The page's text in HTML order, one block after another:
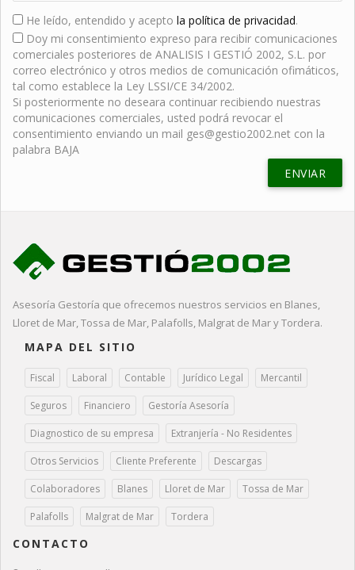
He leído, entendido y acepto la política de privacidad.
Doy mi consentimiento expreso para recibir comunicaciones
comerciales posteriores de ANALISIS I GESTIÓ 2002, S.L. por
correo electrónico y otros medios de comunicación ofimáticos,
tal como establece la Ley LSSI/CE 34/2002.
Si posteriormente no deseara continuar recibiendo nuestras
comunicaciones comerciales, usted podrá revocar el
consentimiento enviando un mail ges@gestio2002.net con la
palabra BAJA
Asesoría Gestoría que ofrecemos nuestros servicios en Blanes,
Lloret de Mar, Tossa de Mar, Palafolls, Malgrat de Mar y Tordera.
MAPA DEL SITIO
Fiscal Laboral Contable Jurídico Legal Mercantil
Seguros Financiero Gestoría Asesoría
Diagnostico de su empresa Extranjería - No Residentes
Otros Servicios Cliente Preferente Descargas
Colaboradores Blanes Lloret de Mar Tossa de Mar
Palafolls Malgrat de Mar Tordera
CONTACTO